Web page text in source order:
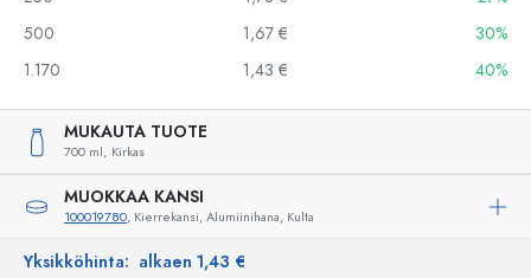
500
1,67 €
30%
1.170
1,43 € 40%
MUKAUTA TUOTE
700 ml, Kirkas
MUOKKAA KANSI
100019780, Kierrekansi, Alumiinihana, Kulta
Yksikköhinta: alkaen 1,43 €